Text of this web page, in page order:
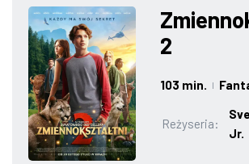
IMPREZY
ROZRYWKA
W KINACH
GASTRONOMIA
2
103 min. |
Reżyseria:
Jr.